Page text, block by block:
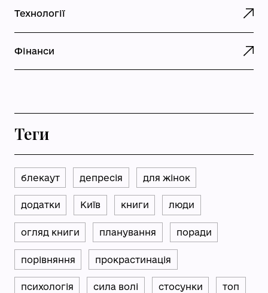
Технології
Фінанси
Теги
блекаут депресія для жінок
додатки Київ книги люди
огляд книги планування поради
порівняння прокрастинація
психологія сила волі стосунки топ